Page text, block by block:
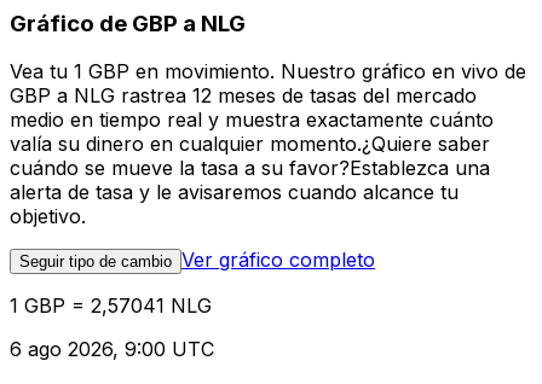
Gráfico de GBP a NLG
Vea tu 1 GBP en movimiento. Nuestro gráfico en vivo de
GBP a NLG rastrea 12 meses de tasas del mercado
medio en tiempo real y muestra exactamente cuánto
valía su dinero en cualquier momento.¿Quiere saber
cuándo se mueve la tasa a su favor?Establezca una
alerta de tasa y le avisaremos cuando alcance tu
objetivo.
Seguir tipo de cambio Ver gráfico completo
1 GBP = 2,57041 NLG
6 ago 2026, 9:00 UTC